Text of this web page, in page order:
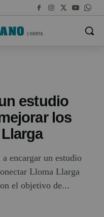
estudio
los
encargar un estudio
Lloma Llarga
el objetivo de...